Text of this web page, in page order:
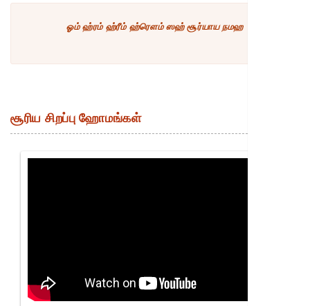
ஓம் ஹ்ரம் ஹ்ரீம் ஹ்ரௌம் ஸஹ் சூர்யாய நமஹ
சூரிய சிறப்பு ஹோமங்கள்